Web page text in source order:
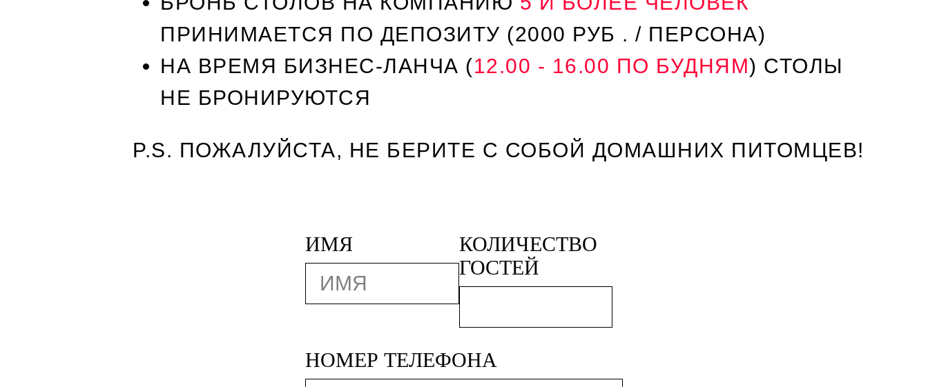
ПРИНИМАЕТСЯ ПО ДЕПОЗИТУ (2000 РУБ . / ПЕРСОНА)
НА ВРЕМЯ БИЗНЕС-ЛАНЧА (12.00 - 16.00 ПО БУДНЯМ) СТОЛЫ
НЕ БРОНИРУЮТСЯ
P.S. ПОЖАЛУЙСТА, НЕ БЕРИТЕ С СОБОЙ ДОМАШНИХ ПИТОМЦЕВ!
ИМЯ
КОЛИЧЕСТВО
ГОСТЕЙ
НОМЕР ТЕЛЕФОНА